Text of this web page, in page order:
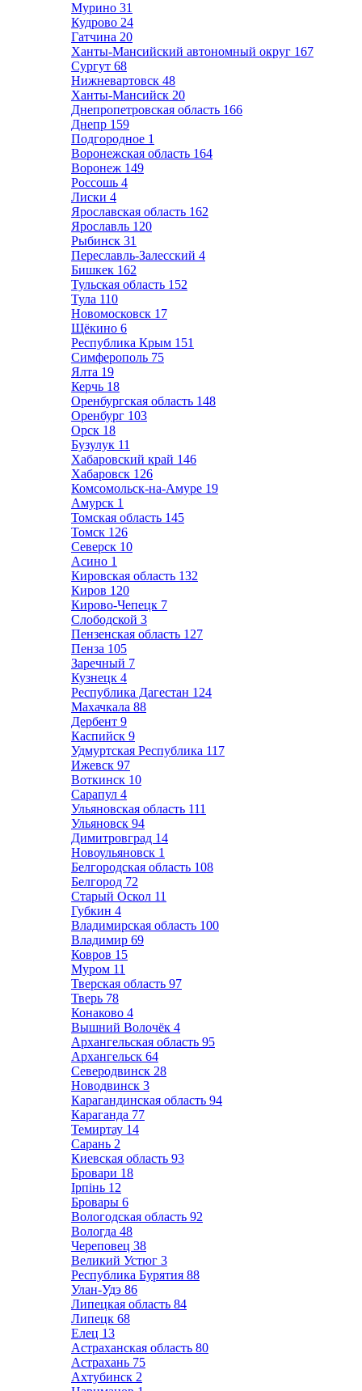
Мурино 31
Кудрово 24
Гатчина 20
Ханты-Мансийский автономный округ 167
Сургут 68
Нижневартовск 48
Ханты-Мансийск 20
Днепропетровская область 166
Днепр 159
Подгородное 1
Воронежская область 164
Воронеж 149
Россошь 4
Лиски 4
Ярославская область 162
Ярославль 120
Рыбинск 31
Переславль-Залесский 4
Бишкек 162
Тульская область 152
Тула 110
Новомосковск 17
Щёкино 6
Республика Крым 151
Симферополь 75
Ялта 19
Керчь 18
Оренбургская область 148
Оренбург 103
Орск 18
Бузулук 11
Хабаровский край 146
Хабаровск 126
Комсомольск-на-Амуре 19
Амурск 1
Томская область 145
Томск 126
Северск 10
Асино 1
Кировская область 132
Киров 120
Кирово-Чепецк 7
Слободской 3
Пензенская область 127
Пенза 105
Заречный 7
Кузнецк 4
Республика Дагестан 124
Махачкала 88
Дербент 9
Каспийск 9
Удмуртская Республика 117
Ижевск 97
Воткинск 10
Сарапул 4
Ульяновская область 111
Ульяновск 94
Димитровград 14
Новоульяновск 1
Белгородская область 108
Белгород 72
Старый Оскол 11
Губкин 4
Владимирская область 100
Владимир 69
Ковров 15
Муром 11
Тверская область 97
Тверь 78
Конаково 4
Вышний Волочёк 4
Архангельская область 95
Архангельск 64
Северодвинск 28
Новодвинск 3
Карагандинская область 94
Караганда 77
Темиртау 14
Сарань 2
Киевская область 93
Бровари 18
Ірпінь 12
Бровары 6
Вологодская область 92
Вологда 48
Череповец 38
Великий Устюг 3
Республика Бурятия 88
Улан-Удэ 86
Липецкая область 84
Липецк 68
Елец 13
Астраханская область 80
Астрахань 75
Ахтубинск 2